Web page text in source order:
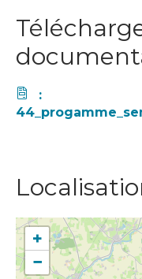
:
+
−